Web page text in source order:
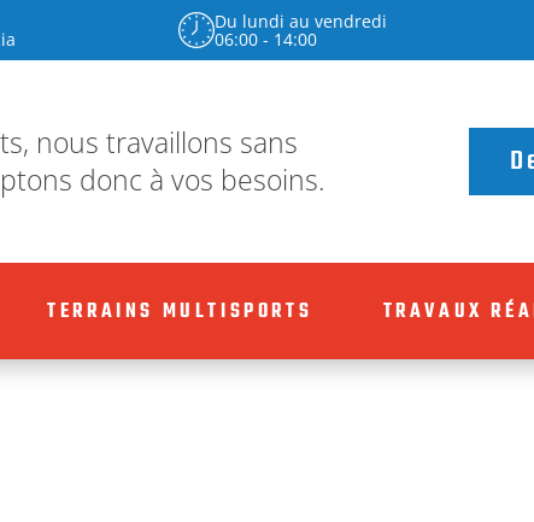
Du lundi au vendredi
06:00 - 14:00
nous travaillons sans
donc à vos besoins.
TERRAINS MULTISPORTS TRAVAUX